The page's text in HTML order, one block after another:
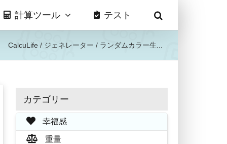
計算ツール テスト
CalcuLife / ジェネレーター / ランダムカラー生...
カテゴリー
幸福感
重量